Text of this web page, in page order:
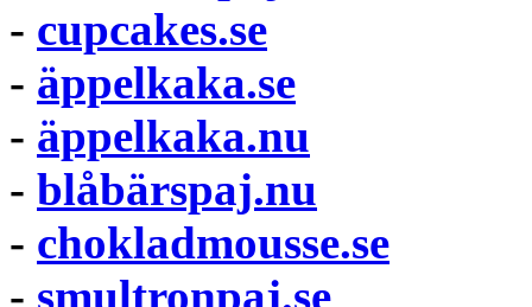
- cupcakes.se
- äppelkaka.se
- äppelkaka.nu
- blåbärspaj.nu
- chokladmousse.se
- smultronpaj.se